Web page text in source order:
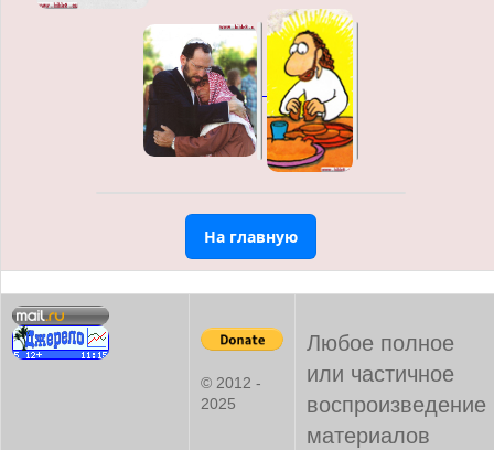
На главную
© 2012 -
2025
Любое полное
или частичное
воспроизведение
материалов